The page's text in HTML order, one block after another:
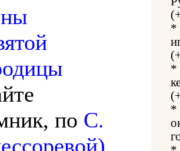
по С.
*
*
*